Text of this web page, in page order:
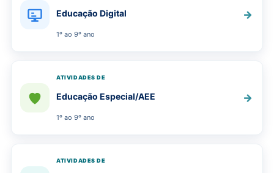
Educação Digital
1º ao 9º ano
→
ATIVIDADES DE
Educação Especial/AEE
1º ao 9º ano
→
ATIVIDADES DE